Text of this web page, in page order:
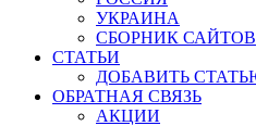
УКРАИНА
СБОРНИК САЙТОВ
СТАТЬИ
ДОБАВИТЬ
ОБРАТНАЯ СВЯЗЬ
АКЦИИ